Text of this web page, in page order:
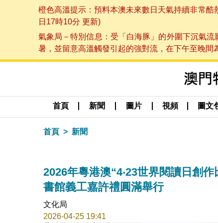
橙色高溫提示：預料本澳未來數日天氣持續非常
日17時10分 更新)
氣象局－特別信息：受「白海豚」的外圍下沉氣
暑，並留意高溫觸發引起的強對流，在下午至晚
首頁 新聞 圖片 視頻 圖文
首頁 新聞
2026年粵港澳“4‧23世界閱讀日創
書館義工嘉許禮圓滿舉行
文化局
2026-04-25 19:41